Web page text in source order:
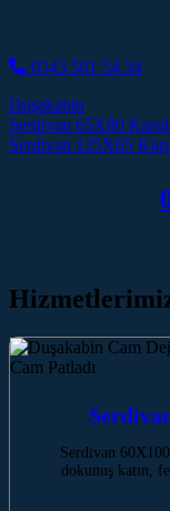
0543 501 54 34
Duşakabin
Post
Serdivan 65X80
Serdivan 125X65
Serdivan
dokunuş katın,